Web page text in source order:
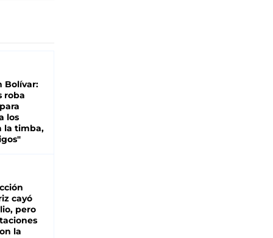
Bolívar:
roba
los
la timba,
cayó
pero
la